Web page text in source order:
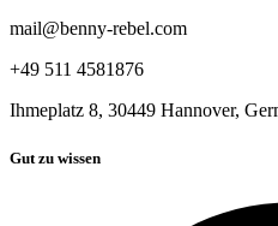
mail@benny-rebel.com
+49 511 4581876
Ihmeplatz 8, 30449 Hannover,
Gut zu wissen